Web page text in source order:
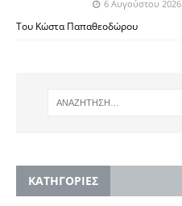
6 Αυγούστου 2026
Του Κώστα Παπαθεοδώρου
KΑΤΗΓΟΡΙΕΣ